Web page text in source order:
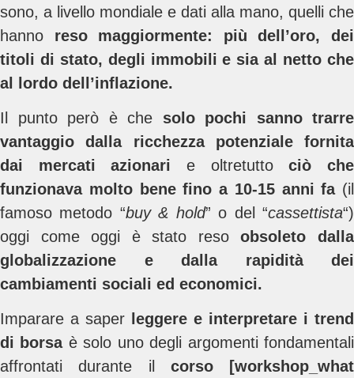
sono, a livello mondiale e dati alla mano, quelli che
hanno reso maggiormente:
più dell’oro, dei
titoli di stato, degli immobili e sia al netto che
al lordo dell’inflazione.
Il punto però è che solo pochi sanno trarre
vantaggio dalla ricchezza potenziale fornita
dai mercati azionari e oltretuttociò che
funzionava molto bene fino a 10-15 anni fa (il
famoso metodo “buy & hold” o del “cassettista“)
oggi come oggi è stato resoobsoleto dalla
globalizzazione e dalla rapidità dei
cambiamenti sociali ed economici.
Imparare a saper leggere e interpretare i trend
di borsaè solo uno degli argomenti fondamentali
affrontati durante il corso [workshop_what